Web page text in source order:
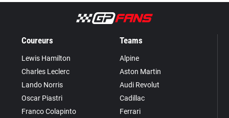
Coureurs
Lewis Hamilton
Charles Leclerc
Lando Norris
Oscar Piastri
Franco Colapinto
Teams
Alpine
Aston Martin
Audi Revolut
Cadillac
Ferrari